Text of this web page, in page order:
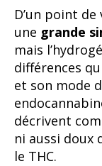
D’un point
une grande
mais
différences
et son mode
décrivent
ni aussi doux
le THC.